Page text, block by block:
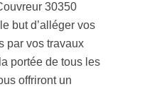
30350
but d’alléger vos
par vos travaux
portée de tous les
offriront un